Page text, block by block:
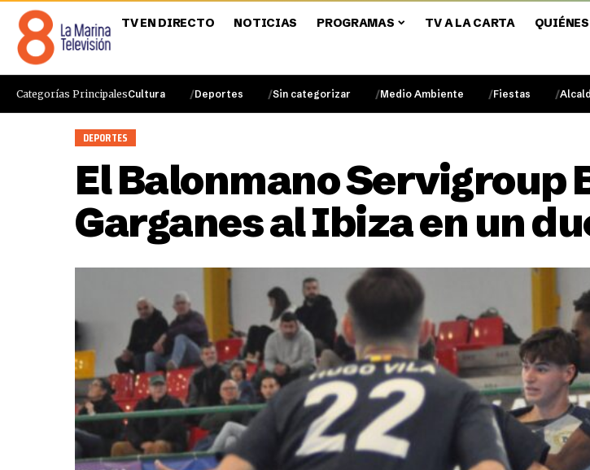
TV EN DIRECTO NOTICIAS PROGRAMAS TV A LA CARTA
Categorías PrincipalesCultura Deportes Sin categorizar Medio Ambiente Fiestas
DEPORTES
El Balonmano Servigroup
Garganes al Ibiza en un